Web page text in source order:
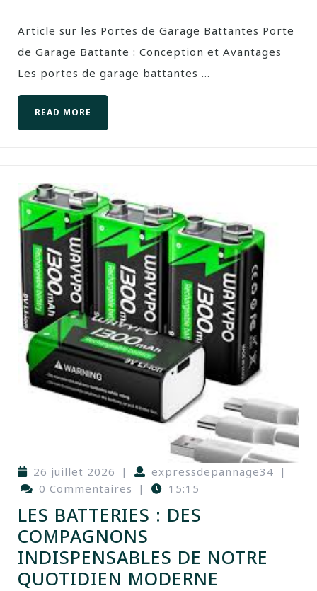
Article sur les Portes de Garage Battantes Porte
de Garage Battante : Conception et Avantages
Les portes de garage battantes ...
READ MORE
26 juillet 2026 | expressdepannage34 |
0 Commentaires
| 15:15
LES BATTERIES : DES
COMPAGNONS
INDISPENSABLES DE NOTRE
QUOTIDIEN MODERNE